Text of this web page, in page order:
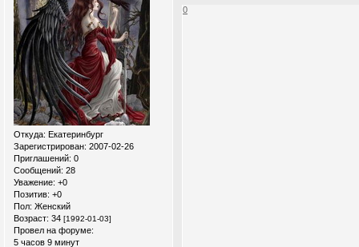
Откуда: Екатеринбург
Зарегистрирован: 2007-02-26
Приглашений: 0
Сообщений: 28
Уважение: +0
Позитив: +0
Пол: Женский
Возраст: 34 [1992-01-03]
Провел на форуме:
5 часов 9 минут
0